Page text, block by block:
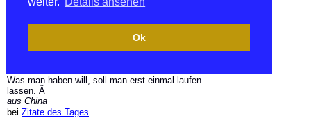
Ok
Was man haben will, soll man erst einmal laufen
lassen. Â
aus China
bei Zitate des Tages